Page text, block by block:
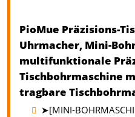
PioMue Präzisions-
Uhrmacher, Mini-
multifunktionale
Tischbohrmaschine
tragbare
➤[MINI-